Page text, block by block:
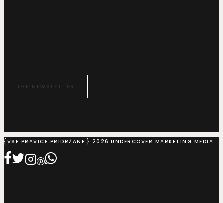
THE NEWSLETTER
{VSE PRAVICE PRIDRŽANE.} 2026 UNDERCOVER MARKETING MEDIA